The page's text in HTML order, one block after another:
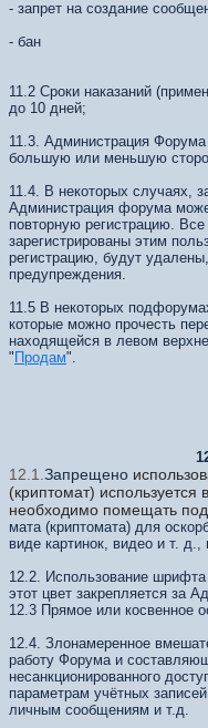
- запрет на создание
- бан
11.2 Сроки наказаний
до 10 дней;
11.3. Администрация Форума
большую или меньшую
11.4. В некоторых случаях,
Администрация форума
повторную регистрацию.
зарегистрированы этим
регистрацию, будут
предупреждения.
11.5 В некоторых
которые можно прочесть
находящейся в левом
" Продам".
12.1. Запрещено
(криптомат) используется
необходимо помещать под
мата (криптомата) для
виде картинок, видео и т.
12.2. Использование
этот цвет закрепляется за
12.3 Прямое или косвенное
12.4. Злонамеренное
работу Форума и
несанкционированного
параметрам учётных
личным сообщениям и т.д.